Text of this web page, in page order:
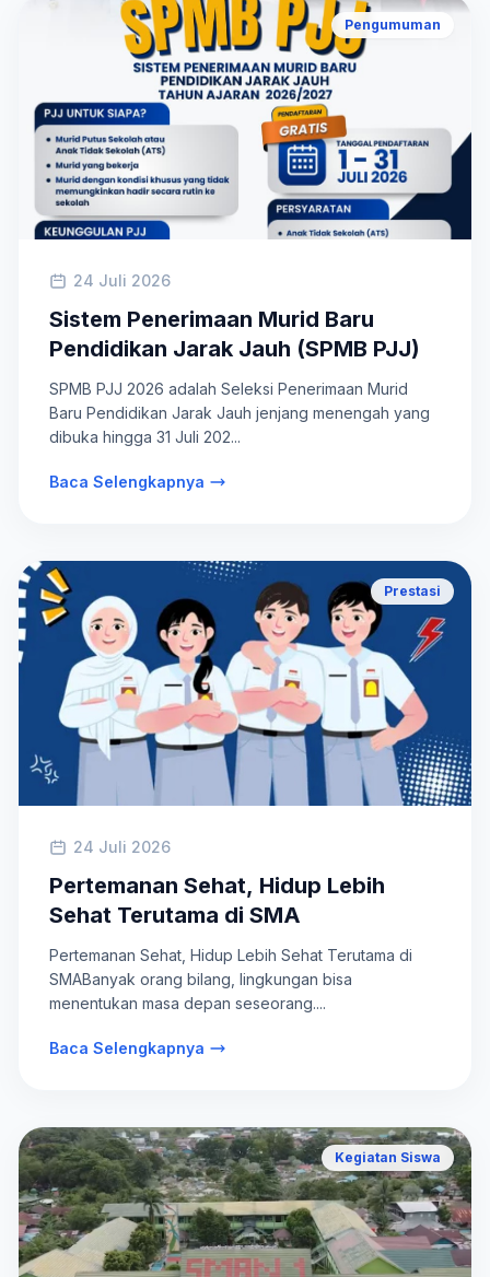
Pengumuman
24 Juli 2026
Sistem Penerimaan Murid Baru
Pendidikan Jarak Jauh (SPMB PJJ)
SPMB PJJ 2026 adalah Seleksi Penerimaan Murid
Baru Pendidikan Jarak Jauh jenjang menengah yang
dibuka hingga 31 Juli 202...
Baca Selengkapnya
Prestasi
24 Juli 2026
Pertemanan Sehat, Hidup Lebih
Sehat Terutama di SMA
Pertemanan Sehat, Hidup Lebih Sehat Terutama di
SMABanyak orang bilang, lingkungan bisa
menentukan masa depan seseorang....
Baca Selengkapnya
Kegiatan Siswa